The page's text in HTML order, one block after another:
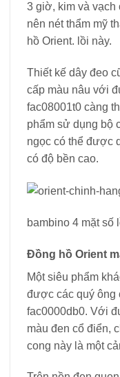
3 giờ, kim và
nên nét thẩm mỹ
hồ Orient. lồi này.
Thiết kế dây đeo
cấp màu nâu với
fac08001t0 càng
phẩm sử dụng bộ
ngọc có thể được
có độ bền cao.
bambino 4 mặt số
Đồng hồ Orient
Một siêu phẩm
được các quý ông
fac0000db0. Với
màu đen cổ điển,
cong này là một